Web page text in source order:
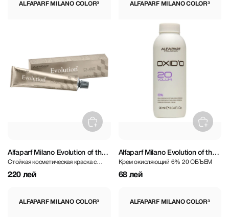
ALFAPARF MILANO COLOR³
Alfaparf Milano Evolution of the
Color³ Crystal Brown 60 ml
Стойкая косметическая краска с
оттенком золотистого красного
дерева
220 лей
ALFAPARF MILANO COLOR³
Alfaparf Milano Evolution of the
Color³ Oxid’o Evolution Of The
Color Cube 6% 90 ml
Крем окисляющий 6% 20 ОБЪЕМ
68 лей
ALFAPARF MILANO COLOR³ ALFAPARF MILANO COLOR³